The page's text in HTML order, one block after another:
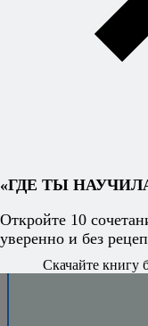
«ГДЕ ТЫ
Откройте 10
уверенно и без
Скачайте книгу